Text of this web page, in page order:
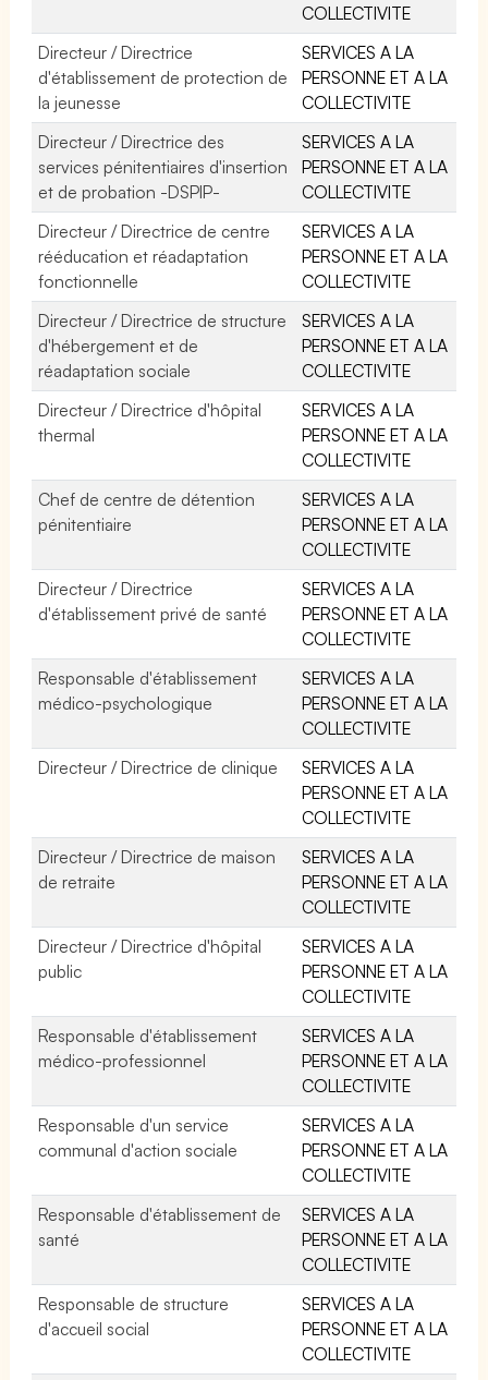
COLLECTIVITE
Directeur / Directrice
d'établissement de protection de
la jeunesse
SERVICES A LA
PERSONNE ET A LA
COLLECTIVITE
Directeur / Directrice des
services pénitentiaires d'insertion
et de probation -DSPIP-
SERVICES A LA
PERSONNE ET A LA
COLLECTIVITE
Directeur / Directrice de centre
rééducation et réadaptation
fonctionnelle
SERVICES A LA
PERSONNE ET A LA
COLLECTIVITE
Directeur / Directrice de structure
d'hébergement et de
réadaptation sociale
SERVICES A LA
PERSONNE ET A LA
COLLECTIVITE
Directeur / Directrice d'hôpital
thermal
SERVICES A LA
PERSONNE ET A LA
COLLECTIVITE
Chef de centre de détention
pénitentiaire
SERVICES A LA
PERSONNE ET A LA
COLLECTIVITE
Directeur / Directrice
d'établissement privé de santé
SERVICES A LA
PERSONNE ET A LA
COLLECTIVITE
Responsable d'établissement
médico-psychologique
SERVICES A LA
PERSONNE ET A LA
COLLECTIVITE
Directeur / Directrice de clinique
SERVICES A LA
PERSONNE ET A LA
COLLECTIVITE
Directeur / Directrice de maison
de retraite
SERVICES A LA
PERSONNE ET A LA
COLLECTIVITE
Directeur / Directrice d'hôpital
public
SERVICES A LA
PERSONNE ET A LA
COLLECTIVITE
Responsable d'établissement
médico-professionnel
SERVICES A LA
PERSONNE ET A LA
COLLECTIVITE
Responsable d'un service
communal d'action sociale
SERVICES A LA
PERSONNE ET A LA
COLLECTIVITE
Responsable d'établissement de
santé
SERVICES A LA
PERSONNE ET A LA
COLLECTIVITE
Responsable de structure
d'accueil social
SERVICES A LA
PERSONNE ET A LA
COLLECTIVITE